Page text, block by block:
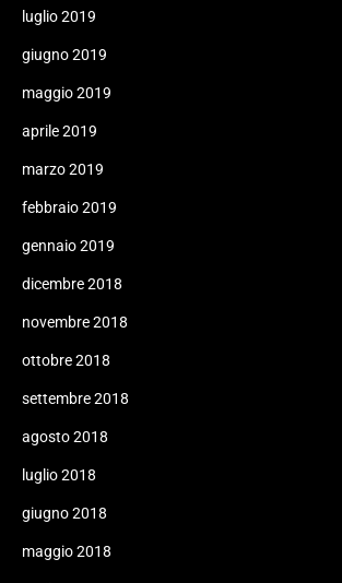
luglio 2019
giugno 2019
maggio 2019
aprile 2019
marzo 2019
febbraio 2019
gennaio 2019
dicembre 2018
novembre 2018
ottobre 2018
settembre 2018
agosto 2018
luglio 2018
giugno 2018
maggio 2018